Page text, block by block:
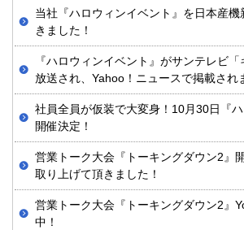
当社『ハロウィンイベント』を日本産
きました！
『ハロウィンイベント』がサンテレビ
放送され、Yahoo！ニュースで掲載され
社員全員が仮装で大変身！10月30日『ハ
開催決定！
営業トーク大会『トーキングダウン2』
取り上げて頂きました！
営業トーク大会『トーキングダウン2』
中！